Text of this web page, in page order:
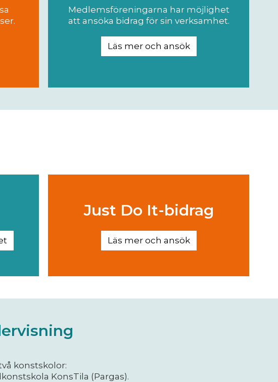
Medlemsföreningarna har möjlighet
att ansöka bidrag för sin verksamhet.
Läs mer och ansök
Just Do It-bidrag
Läs mer och ansök
konstskolor:
KonsTila (Pargas).